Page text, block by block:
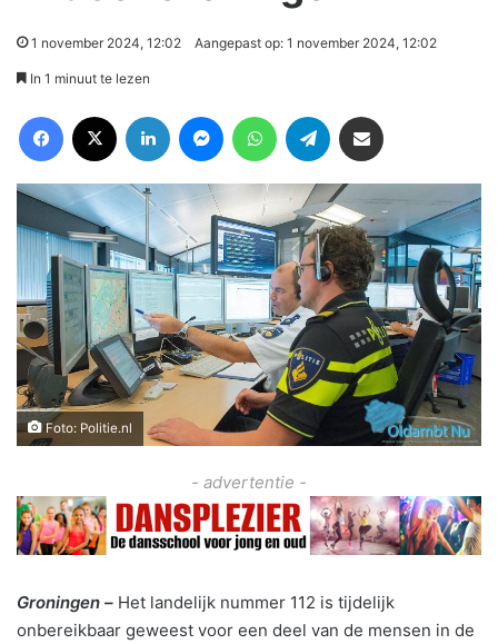
1 november 2024, 12:02 Aangepast op: 1 november 2024, 12:02
In 1 minuut te lezen
Foto: Politie.nl
- advertentie -
Groningen – Het landelijk nummer 112 is tijdelijk
onbereikbaar geweest voor een deel van de mensen in de